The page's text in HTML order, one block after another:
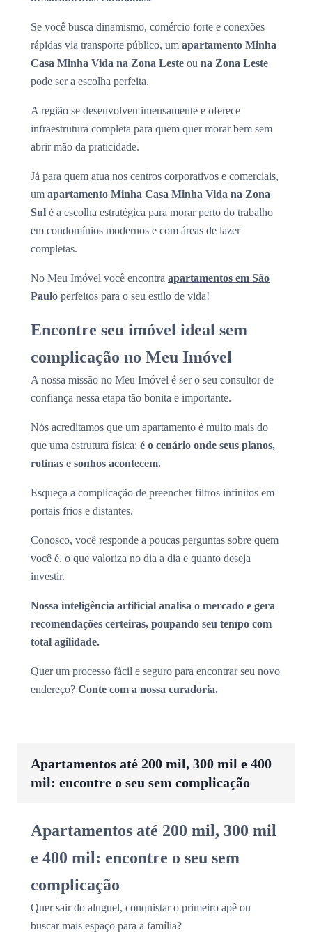
Se você busca dinamismo, comércio forte e conexões
rápidas via transporte público, um apartamento Minha
Casa Minha Vida na Zona Leste ou na Zona Leste
pode ser a escolha perfeita.
A região se desenvolveu imensamente e oferece
infraestrutura completa para quem quer morar bem sem
abrir mão da praticidade.
Já para quem atua nos centros corporativos e comerciais,
um apartamento Minha Casa Minha Vida na Zona
Sul é a escolha estratégica para morar perto do trabalho
em condomínios modernos e com áreas de lazer
completas.
No Meu Imóvel você encontra apartamentos em São
Paulo perfeitos para o seu estilo de vida!
Encontre seu imóvel ideal sem
complicação no Meu Imóvel
A nossa missão no Meu Imóvel é ser o seu consultor de
confiança nessa etapa tão bonita e importante.
Nós acreditamos que um apartamento é muito mais do
que uma estrutura física: é o cenário onde seus planos,
rotinas e sonhos acontecem.
Esqueça a complicação de preencher filtros infinitos em
portais frios e distantes.
Conosco, você responde a poucas perguntas sobre quem
você é, o que valoriza no dia a dia e quanto deseja
investir.
Nossa inteligência artificial analisa o mercado e gera
recomendações certeiras, poupando seu tempo com
total agilidade.
Quer um processo fácil e seguro para encontrar seu novo
endereço? Conte com a nossa curadoria.
Apartamentos até 200 mil, 300 mil e 400
mil: encontre o seu sem complicação
Apartamentos até 200 mil, 300 mil
e 400 mil: encontre o seu sem
complicação
Quer sair do aluguel, conquistar o primeiro apê ou
buscar mais espaço para a família?